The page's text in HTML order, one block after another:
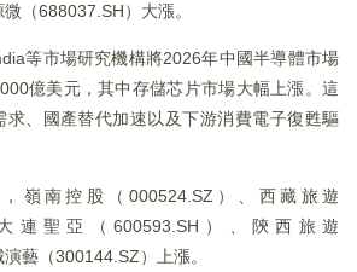
（688037.SH）大漲。
等市場研究機構將2026年中國半導體市場
億美元，其中存儲芯片市場大幅上漲。這
求、國產替代加速以及下游消費電子復甦驅
嶺南控股（000524.SZ）、西藏旅遊
大連聖亞（600593.SH）、陝西旅遊
藝（300144.SZ）上漲。